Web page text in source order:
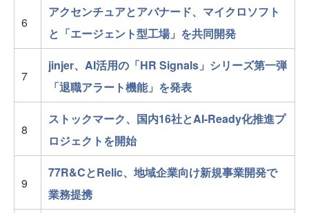
6
アクセンチュアとアバナード、マイクロソフト
と「エージェント型工場」を共同開発
7
jinjer、AI活用の「HR Signals」シリーズ第一弾
「退職アラート機能」を発表
8
ストックマーク、国内16社とAI-Ready化推進プ
ロジェクトを開始
9
77R&CとRelic、地域企業向け新規事業開発で
業務提携